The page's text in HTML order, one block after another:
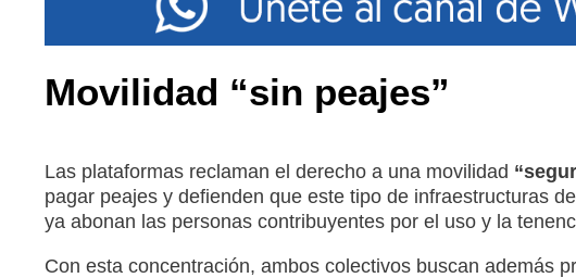
Movilidad “sin peajes”
Las plataformas reclaman el derecho a una movilidad
pagar peajes y defienden que este tipo de infraestructuras
ya abonan las personas contribuyentes por el uso y la
Con esta concentración, ambos colectivos buscan además